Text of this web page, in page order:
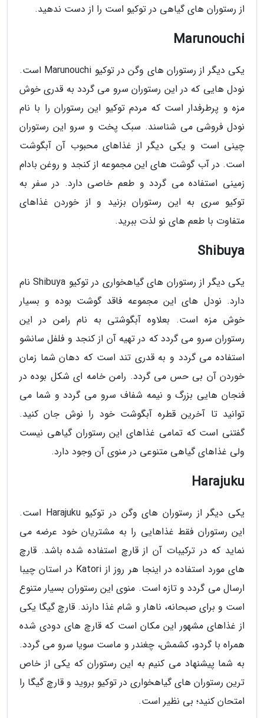
از رستوران های گیاهی در توکیو است را از دست ندهید.
Marunouchi
یکی دیگر از رستوران های وگن در توکیو Marunouchi است.
نودل هایی که در این رستوران سرو می گردد به قدری خوش
مزه و پرطرفدار است که مردم توکیو این رستوران را با نام
نودل فروشی می شناسند. سبک پخت و سرو این رستوران
چینی است و یکی دیگر از غذاهای محبوب آن آبگوشت
است. در آب گوشت های این مجموعه از کنجد و روغن بادام
زمینی استفاده می گردد و طعم خاصی دارد. در سفر به
توکیو سری به این رستوران بزنید و از خوردن غذاهای
متفاوت با طعم های نو لذت ببرید.
Shibuya
یکی دیگر از رستوران های گیاهخواری در توکیو Shibuya نام
دارد. نودل های این مجموعه فاقد گوشت بوده و بسیار
خوش مزه است. بعلاوه آبگوشتی به نام رامن در این
رستوران سرو می گردد که در تهیه آن از کنجد و فلفل سانشو
استفاده می گردد و به قدری تند است که دهان شما زمان
خوردن آن بی حس می گردد. رامن خامه ای شکل بوده در
فنجان هایی بزرگ و نیمه شفاف سرو می گردد و شما می
توانید تا آخرین قطره آبگوشت خود را نوش جان کنید.
گفتنی است که تمامی غذاهای این رستوران گیاهی نیست
ولی غذاهای گیاهی متنوعی در منوی آن وجود دارد.
Harajuku
یکی دیگر از رستوران های وگن در توکیو Harajuku است.
این رستوران فقط غذاهایی را به مشتریان خود عرضه می
نماید که در ترکیبات آن از قارچ استفاده شده باشد. قارچ
های مورد استفاده در اینجا هر روز از Katori در استان چیبا
ارسال می گردد و تازه است. منوی این رستوران بسیار متنوع
است و برای صبحانه، ناهار و شام غذا دارند. قارچ گیگا یکی
از غذاهای مشهور این مکان است که قارچ های دودی شده
همراه با گردو، کشمش، چغندر و ماست سویا سرو می گردد.
به شما پیشنهاد می کنیم به این رستوران که یکی از خاص
ترین رستوران های گیاهخواری در توکیو بروید و قارچ گیگا را
امتحان کنید؛ بی نظیر است.